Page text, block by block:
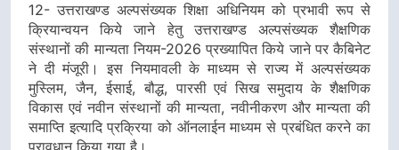
12- उत्तराखण्ड अल्पसंख्यक शिक्षा अधिनियम को प्रभावी रूप से
क्रियान्वयन किये जाने हेतु उत्तराखण्ड अल्पसंख्यक शैक्षणिक
संस्थानों की मान्यता नियम-2026 प्रख्यापित किये जाने पर कैबिनेट
ने दी मंजूरी। इस नियमावली के माध्यम से राज्य में अल्पसंख्यक
मुस्लिम, जैन, ईसाई, बौद्ध, पारसी एवं सिख समुदाय के शैक्षणिक
विकास एवं नवीन संस्थानों की मान्यता, नवीनीकरण और मान्यता की
समाप्ति इत्यादि प्रक्रिया को ऑनलाईन माध्यम से प्रबंधित करने का